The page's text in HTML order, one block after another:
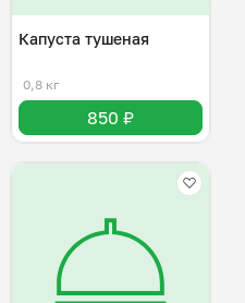
Капуста тушеная
0,8 кг
850 ₽